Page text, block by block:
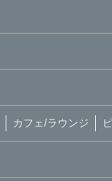
カフェ/ラウンジ